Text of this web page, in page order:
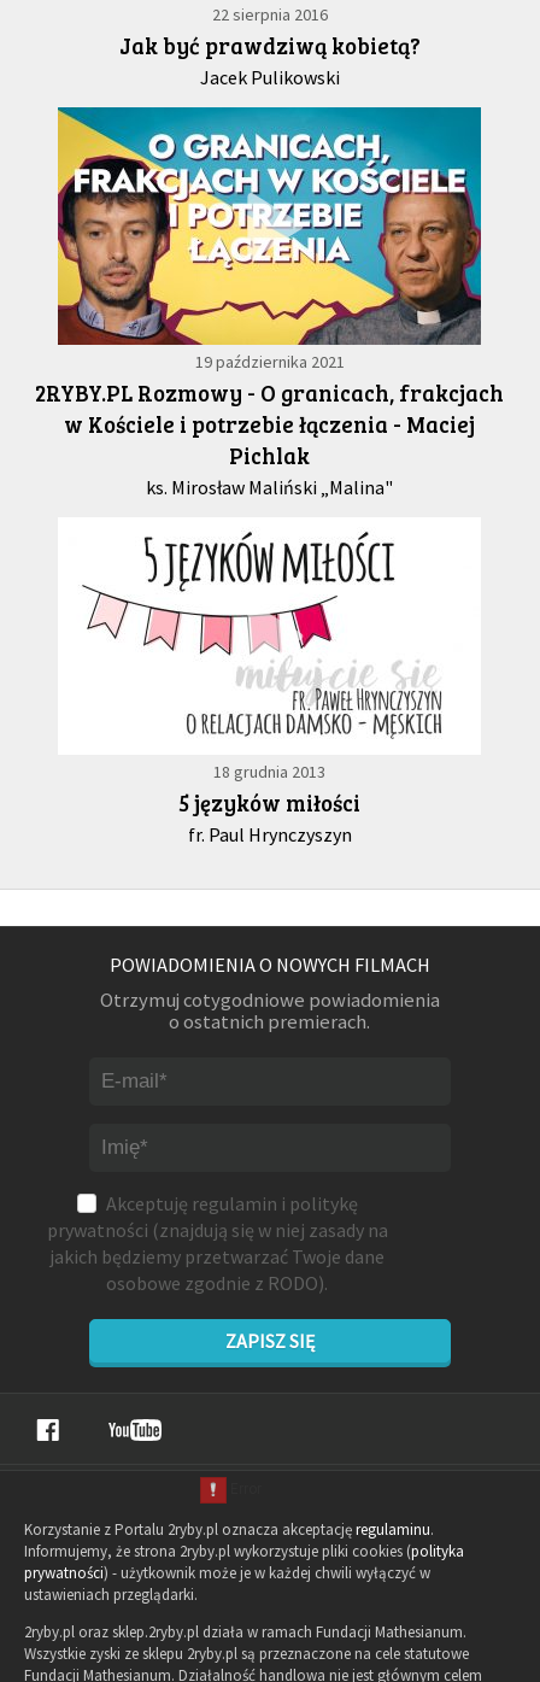
22 sierpnia 2016
Jak być prawdziwą kobietą?
Jacek Pulikowski
19 października 2021
2RYBY.PL Rozmowy - O granicach, frakcjach
w Kościele i potrzebie łączenia - Maciej
Pichlak
ks. Mirosław Maliński „Malina"
18 grudnia 2013
5 języków miłości
fr. Paul Hrynczyszyn
POWIADOMIENIA O NOWYCH FILMACH
Otrzymuj cotygodniowe powiadomienia
o ostatnich premierach.
Akceptuję regulamin i politykę
prywatności (znajdują się w niej zasady na
jakich będziemy przetwarzać Twoje dane
osobowe zgodnie z RODO).
ZAPISZ SIĘ
Korzystanie z Portalu 2ryby.pl oznacza akceptacjęregulaminu.
Informujemy, że strona 2ryby.pl wykorzystuje pliki cookies (polityka
prywatności) - użytkownik może je w każdej chwili wyłączyć w
ustawieniach przeglądarki.
2ryby.pl oraz sklep.2ryby.pl działa w ramach Fundacji Mathesianum.
Wszystkie zyski ze sklepu 2ryby.pl są przeznaczone na cele statutowe
Fundacji Mathesianum. Działalność handlowa nie jest głównym celem